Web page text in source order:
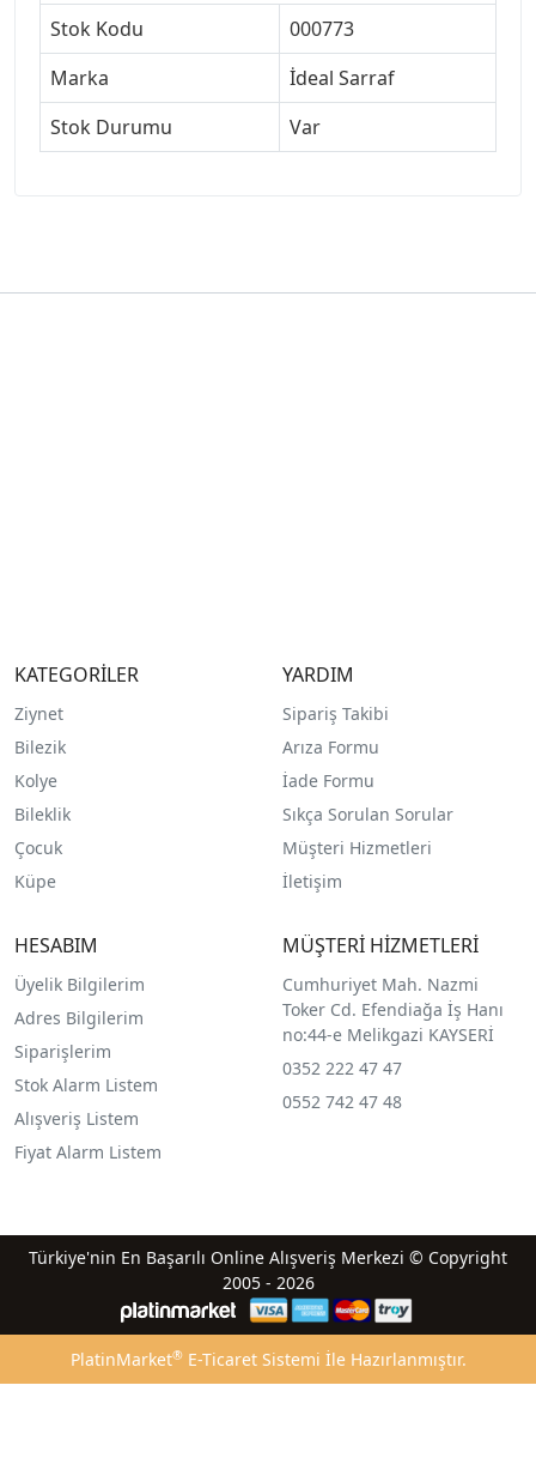
Stok Kodu
000773
Marka
İdeal Sarraf
Stok Durumu
Var
KATEGORİLER
Ziynet
Bilezik
Kolye
Bileklik
Çocuk
Küpe
YARDIM
Sipariş Takibi
Arıza Formu
İade Formu
Sıkça Sorulan Sorular
Müşteri Hizmetleri
İletişim
HESABIM
Üyelik Bilgilerim
Adres Bilgilerim
Siparişlerim
Stok Alarm Listem
Alışveriş Listem
Fiyat Alarm Listem
MÜŞTERİ HİZMETLERİ
Cumhuriyet Mah. Nazmi
Toker Cd. Efendiağa İş Hanı
no:44-e Melikgazi KAYSERİ
0352 222 47 47
0552 742 47 48
Türkiye'nin En Başarılı Online Alışveriş Merkezi © Copyright
2005 - 2026
PlatinMarket®E-Ticaret Sistemi İle Hazırlanmıştır.